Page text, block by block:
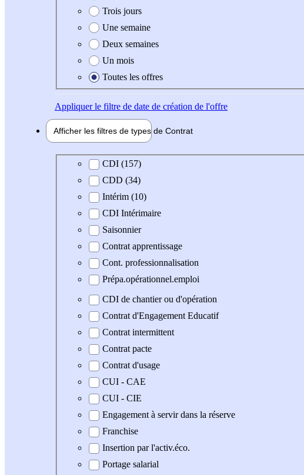
Trois jours
Une semaine
Deux semaines
Un mois
Toutes les offres
Appliquerle filtre de date de création de l'offre
Afficher les filtres de types de Contrat
Type de contratCDI (157)
CDD (34)
Intérim (10)
CDI Intérimaire
Saisonnier
Contrat apprentissage
Cont. professionnalisation
Prépa.opérationnel.emploi
CDI de chantier ou d'opération
Contrat d'Engagement Educatif
Contrat intermittent
Contrat pacte
Contrat d'usage
CUI - CAE
CUI - CIE
Engagement à servir dans la réserve
Franchise
Insertion par l'activ.éco.
Portage salarial